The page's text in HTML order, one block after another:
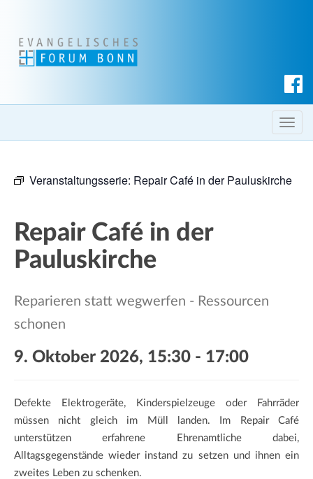
c
h T
o
g
Veranstaltungsserie: Repair Café in der Pauluskirche
Repair Café in der
Pauluskirche
Reparieren statt wegwerfen - Ressourcen
schonen
9. Oktober 2026, 15:30 - 17:00
Defekte Elektrogeräte, Kinderspielzeuge oder Fahrräder
müssen nicht gleich im Müll landen. Im Repair Café
unterstützen erfahrene Ehrenamtliche dabei,
Alltagsgegenstände wieder instand zu setzen und ihnen ein
zweites Leben zu schenken.